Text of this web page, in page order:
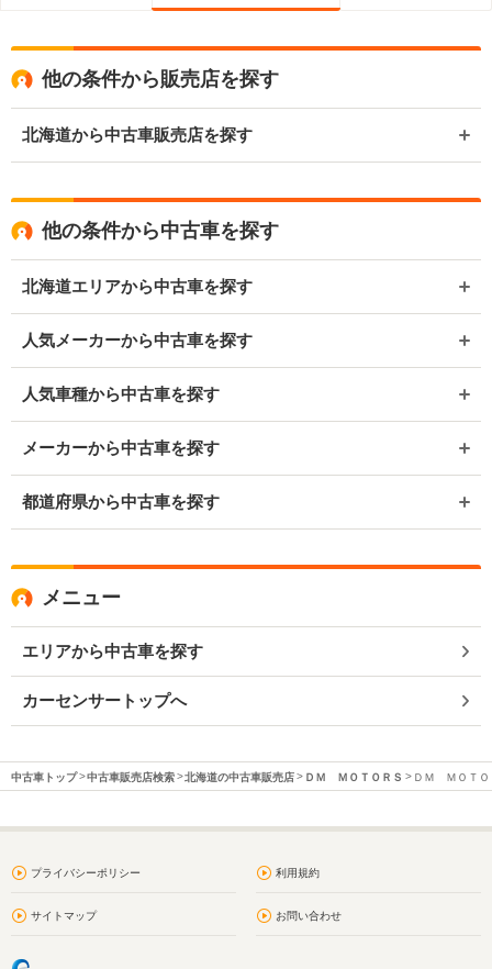
他の条件から販売店を探す
北海道から中古車販売店を探す
他の条件から中古車を探す
北海道エリアから中古車を探す
人気メーカーから中古車を探す
人気車種から中古車を探す
メーカーから中古車を探す
都道府県から中古車を探す
メニュー
エリアから中古車を探す
カーセンサートップへ
中古車トップ 中古車販売店検索 北海道の中古車販売店 ＤＭ ＭＯＴＯＲＳ ＤＭ ＭＯＴＯ
プライバシーポリシー 利用規約
サイトマップ お問い合わせ